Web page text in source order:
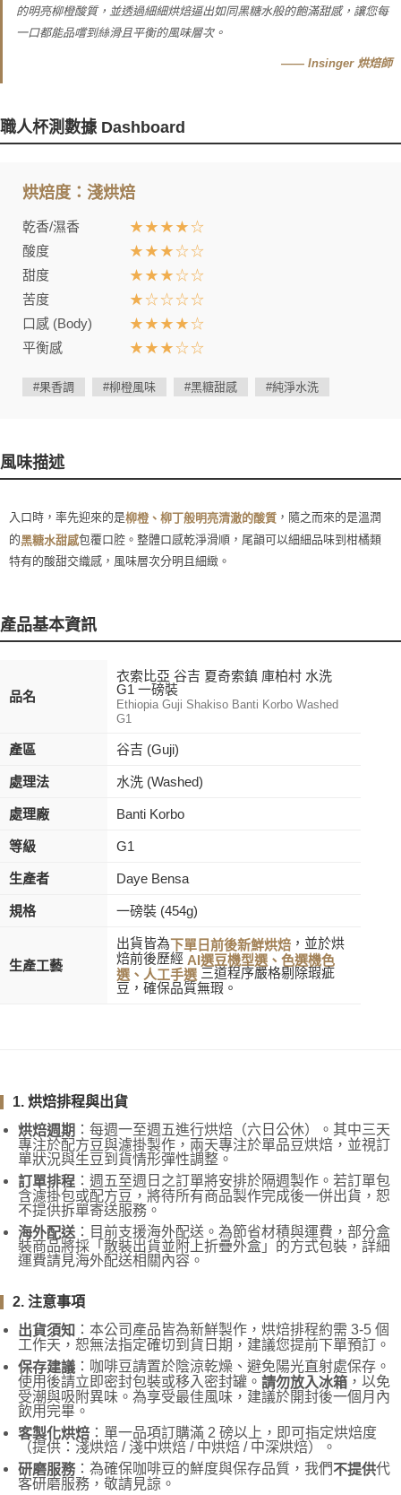
的明亮柳橙酸質，並透過細細烘焙逼出如同黑糖水般的飽滿甜感，讓您每
一口都能品嚐到絲滑且平衡的風味層次。
—— Insinger 烘焙師
職人杯測數據 Dashboard
烘焙度：淺烘焙
乾香/濕香
★★★★☆
酸度
★★★☆☆
甜度
★★★☆☆
苦度
★☆☆☆☆
口感 (Body)
★★★★☆
平衡感
★★★☆☆
#果香調 #柳橙風味 #黑糖甜感 #純淨水洗
風味描述
入口時，率先迎來的是柳橙、柳丁般明亮清澈的酸質 ，隨之而來的是溫潤
的黑糖水甜感包覆口腔。整體口感乾淨滑順，尾韻可以細細品味到柑橘類
特有的酸甜交織感，風味層次分明且細緻。
產品基本資訊
品名
衣索比亞 谷吉 夏奇索鎮 庫柏村 水洗
G1 一磅裝
Ethiopia Guji Shakiso Banti Korbo Washed
G1
產區 谷吉 (Guji)
處理法 水洗 (Washed)
處理廠 Banti Korbo
等級 G1
生產者 Daye Bensa
規格 一磅裝 (454g)
生產工藝
出貨皆為下單日前後新鮮烘焙 ，並於烘
焙前後歷經 AI選豆機型選、色選機色
選、人工手選 三道程序嚴格剔除瑕疵
豆，確保品質無瑕。
1. 烘焙排程與出貨
烘焙週期 ：每週一至週五進行烘焙（六日公休）。其中三天
專注於配方豆與濾掛製作，兩天專注於單品豆烘焙，並視訂
單狀況與生豆到貨情形彈性調整。
訂單排程 ：週五至週日之訂單將安排於隔週製作。若訂單包
含濾掛包或配方豆，將待所有商品製作完成後一併出貨，恕
不提供拆單寄送服務。
海外配送 ：目前支援海外配送。為節省材積與運費，部分盒
裝商品將採「散裝出貨並附上折疊外盒」的方式包裝，詳細
運費請見海外配送相關內容。
2. 注意事項
出貨須知 ：本公司產品皆為新鮮製作，烘焙排程約需 3-5 個
工作天，恕無法指定確切到貨日期，建議您提前下單預訂。
保存建議 ：咖啡豆請置於陰涼乾燥、避免陽光直射處保存。
使用後請立即密封包裝或移入密封罐。 請勿放入冰箱 ，以免
受潮與吸附異味。為享受最佳風味，建議於開封後一個月內
飲用完畢。
客製化烘焙 ：單一品項訂購滿 2 磅以上，即可指定烘焙度
（提供：淺烘焙 / 淺中烘焙 / 中烘焙 / 中深烘焙）。
研磨服務 ：為確保咖啡豆的鮮度與保存品質，我們不提供代
客研磨服務，敬請見諒。